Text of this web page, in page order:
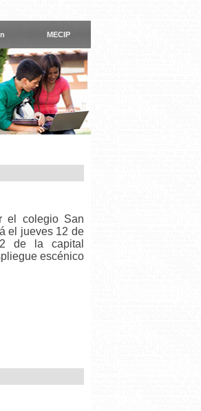
MECIP
el colegio San
el jueves 12 de
de la capital
escénico